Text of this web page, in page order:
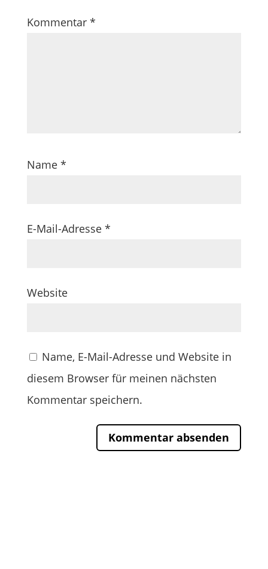
Kommentar *
Name *
E-Mail-Adresse *
Website
Name, E-Mail-Adresse und Website in
diesem Browser für meinen nächsten
Kommentar speichern.